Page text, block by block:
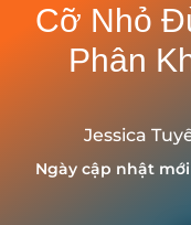
Cỡ Nhỏ
Phân
Jessica
Ngày cập nhật